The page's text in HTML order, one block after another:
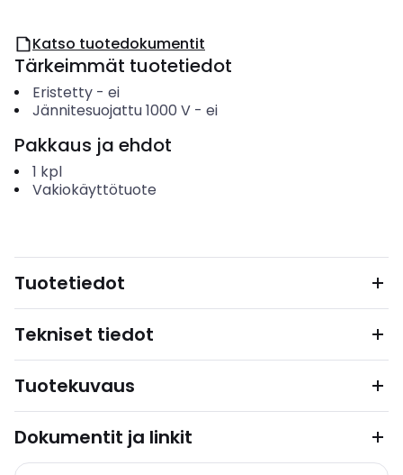
Katso tuotedokumentit
Tärkeimmät tuotetiedot
Eristetty- ei
Jännitesuojattu 1000 V- ei
Pakkaus ja ehdot
1 kpl
Vakiokäyttötuote
Tuotetiedot
Tekniset tiedot
Tuotekuvaus
Dokumentit ja linkit